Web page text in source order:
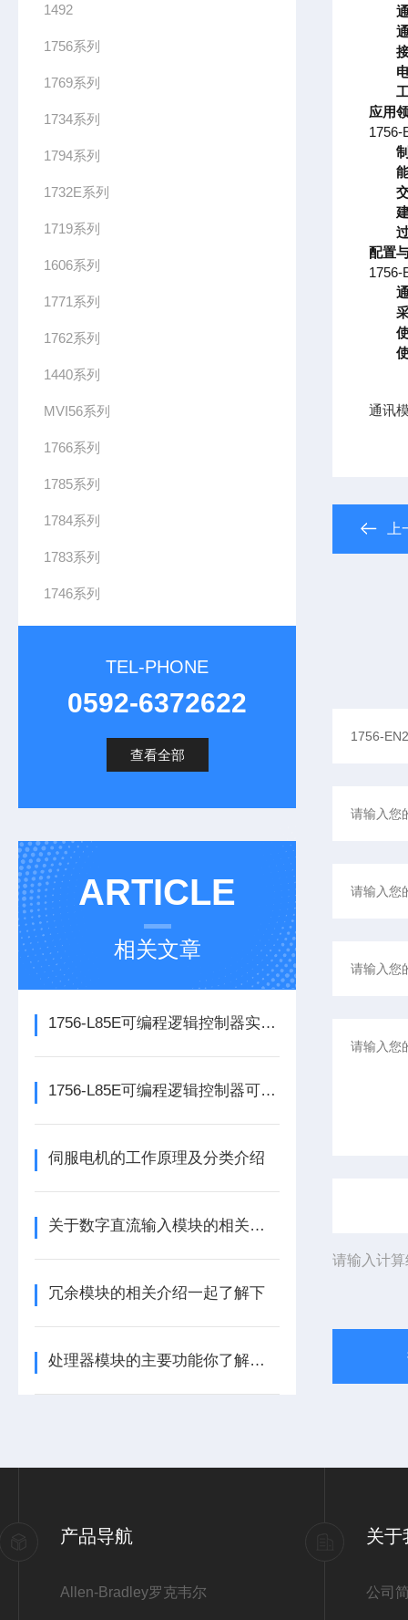
1492
1756系列
1769系列
1734系列
1794系列
1732E系列
1719系列
1606系列
1771系列
1762系列
1440系列
MVI56系列
1766系列
1785系列
1784系列
1783系列
1746系列
TEL-PHONE
0592-6372622
查看全部
ARTICLE
相关文章
1756-L85E可编程逻辑控制器实操应用常见问题分析及解决方法探讨
1756-L85E可编程逻辑控制器可满足多行业自动化精准控制需求
伺服电机的工作原理及分类介绍
关于数字直流输入模块的相关介绍
冗余模块的相关介绍一起了解下
处理器模块的主要功能你了解多少呢
应用
1756-
配置
1756-
通讯
请输入计
产品导航
Allen-Bradley罗克韦尔
关于
公司